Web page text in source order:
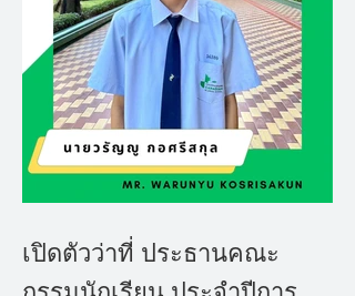
เปิดตัวว่าที่ ประธานคณะ